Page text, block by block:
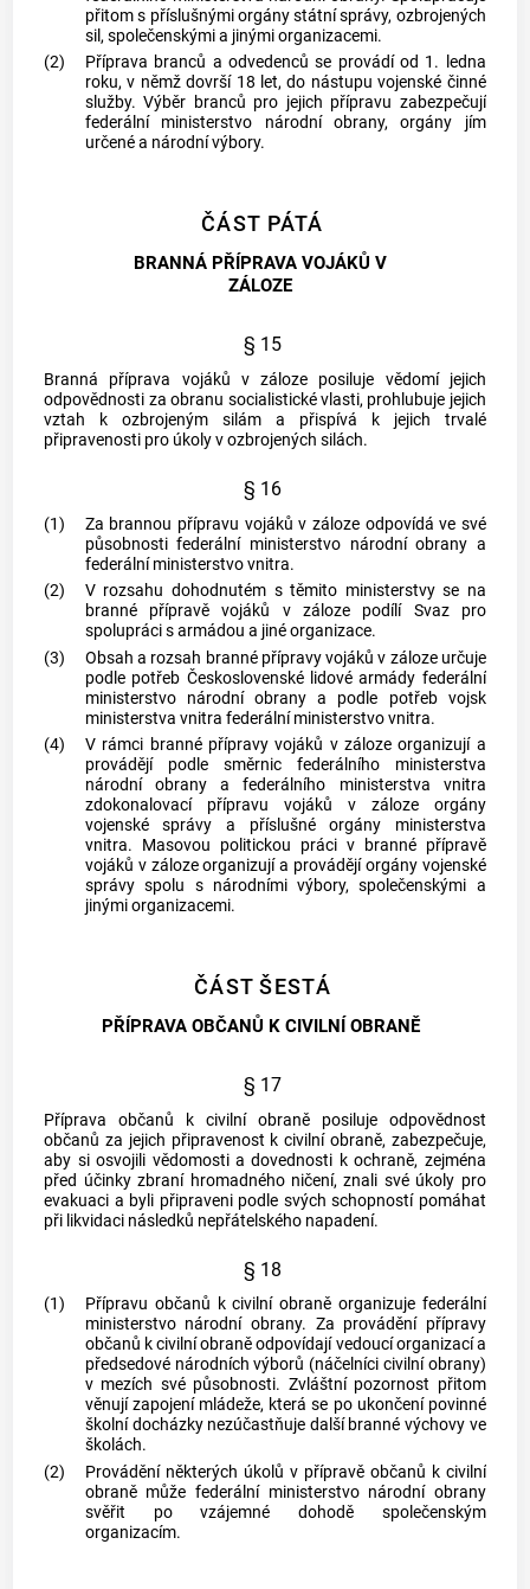
přitom s příslušnými orgány státní správy, ozbrojených
sil, společenskými a jinými organizacemi.
(2)
Příprava branců a odvedenců se provádí od 1. ledna
roku, v němž dovrší 18 let, do nástupu vojenské činné
služby. Výběr branců pro jejich přípravu zabezpečují
federální ministerstvo národní obrany, orgány jím
určené a národní výbory.
ČÁST PÁTÁ
BRANNÁ PŘÍPRAVA VOJÁKŮ V
ZÁLOZE
§ 15
Branná příprava vojáků v záloze posiluje vědomí jejich
odpovědnosti za obranu socialistické vlasti, prohlubuje jejich
vztah k ozbrojeným silám a přispívá k jejich trvalé
připravenosti pro úkoly v ozbrojených silách.
§ 16
(1)
Za brannou přípravu vojáků v záloze odpovídá ve své
působnosti federální ministerstvo národní obrany a
federální ministerstvo vnitra.
(2)
V rozsahu dohodnutém s těmito ministerstvy se na
branné přípravě vojáků v záloze podílí Svaz pro
spolupráci s armádou a jiné organizace.
(3)
Obsah a rozsah branné přípravy vojáků v záloze určuje
podle potřeb Československé lidové armády federální
ministerstvo národní obrany a podle potřeb vojsk
ministerstva vnitra federální ministerstvo vnitra.
(4)
V rámci branné přípravy vojáků v záloze organizují a
provádějí podle směrnic federálního ministerstva
národní obrany a federálního ministerstva vnitra
zdokonalovací přípravu vojáků v záloze orgány
vojenské správy a příslušné orgány ministerstva
vnitra. Masovou politickou práci v branné přípravě
vojáků v záloze organizují a provádějí orgány vojenské
správy spolu s národními výbory, společenskými a
jinými organizacemi.
ČÁST ŠESTÁ
PŘÍPRAVA OBČANŮ K CIVILNÍ OBRANĚ
§ 17
Příprava občanů k civilní obraně posiluje odpovědnost
občanů za jejich připravenost k civilní obraně, zabezpečuje,
aby si osvojili vědomosti a dovednosti k ochraně, zejména
před účinky zbraní hromadného ničení, znali své úkoly pro
evakuaci a byli připraveni podle svých schopností pomáhat
při likvidaci následků nepřátelského napadení.
§ 18
(1)
Přípravu občanů k civilní obraně organizuje federální
ministerstvo národní obrany. Za provádění přípravy
občanů k civilní obraně odpovídají vedoucí organizací a
předsedové národních výborů (náčelníci civilní obrany)
v mezích své působnosti. Zvláštní pozornost přitom
věnují zapojení mládeže, která se po ukončení povinné
školní docházky nezúčastňuje další branné výchovy ve
školách.
(2)
Provádění některých úkolů v přípravě občanů k civilní
obraně může federální ministerstvo národní obrany
svěřit po vzájemné dohodě společenským
organizacím.